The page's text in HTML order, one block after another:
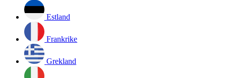
Estland
Frankrike
Grekland